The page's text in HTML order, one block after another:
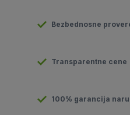
Bezbednosne
Transparentne cene
100% garancija